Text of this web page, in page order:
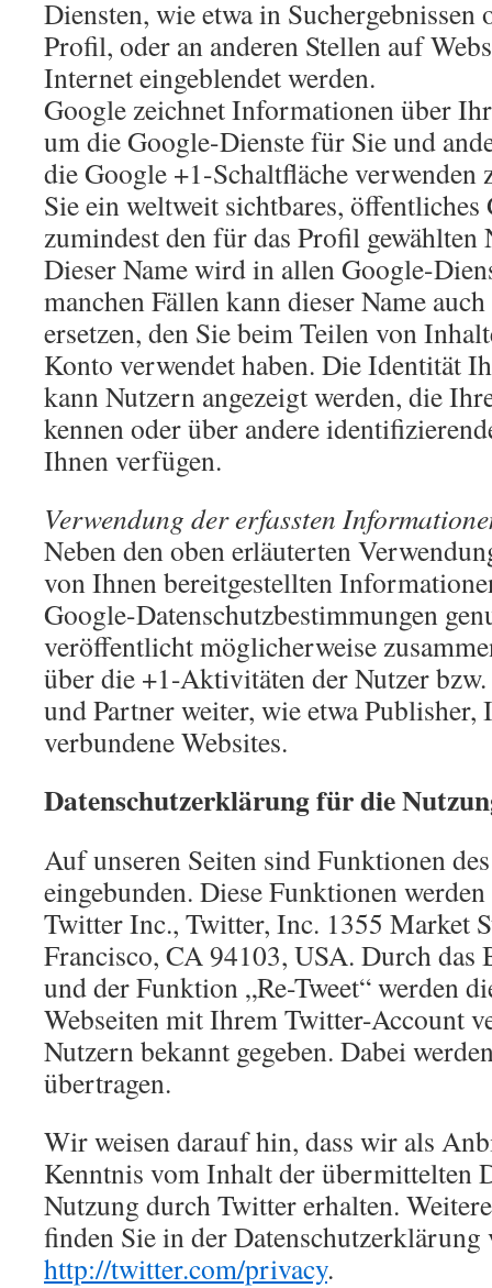
Diensten, wie etwa in
Profil, oder an anderen Stellen auf
Internet eingeblendet werden.
Google zeichnet Informationen über
um die Google-Dienste für Sie und
die Google +1-Schaltfläche verwenden
Sie ein weltweit sichtbares,
zumindest den für das Profil gewählten
Dieser Name wird in allen Google-
manchen Fällen kann dieser Name
ersetzen, den Sie beim Teilen von
Konto verwendet haben. Die Identität
kann Nutzern angezeigt werden, die
kennen oder über andere
Ihnen verfügen.
Verwendung der erfassten
Neben den oben erläuterten
von Ihnen bereitgestellten
Google-Datenschutzbestimmungen
veröffentlicht möglicherweise
über die +1-Aktivitäten der Nutzer
und Partner weiter, wie etwa Publisher,
verbundene Websites.
Datenschutzerklärung für die
Auf unseren Seiten sind Funktionen
eingebunden. Diese Funktionen
Twitter Inc., Twitter, Inc. 1355 Market
Francisco, CA 94103, USA. Durch das
und der Funktion „Re-Tweet“ werden
Webseiten mit Ihrem Twitter-Account
Nutzern bekannt gegeben. Dabei
übertragen.
Wir weisen darauf hin, dass wir als
Kenntnis vom Inhalt der übermittelten
Nutzung durch Twitter erhalten.
finden Sie in der
http://twitter.com/privacy.